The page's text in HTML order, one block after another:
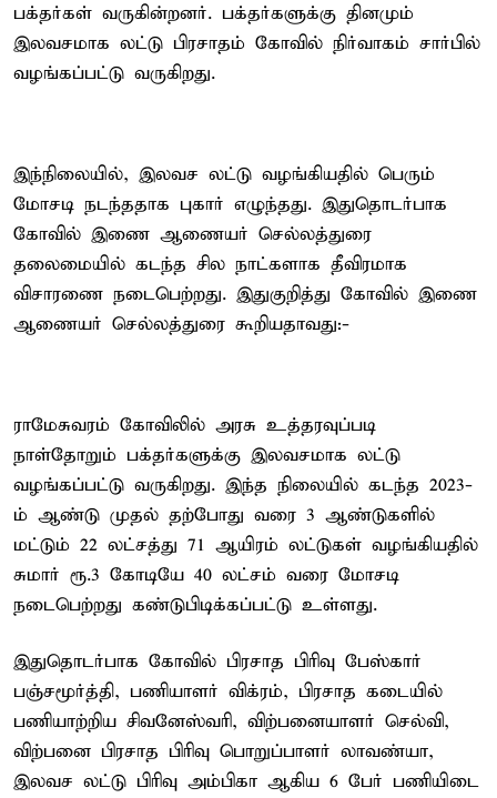
பக்தர்கள் வருகின்றனர். பக்தர்களுக்கு தினமும்
இலவசமாக லட்டு பிரசாதம் கோவில் நிர்வாகம் சார்பில்
வழங்கப்பட்டு வருகிறது.
இந்நிலையில், இலவச லட்டு வழங்கியதில் பெரும்
மோசடி நடந்ததாக புகார் எழுந்தது. இதுதொடர்பாக
கோவில் இணை ஆணையர் செல்லத்துரை
தலைமையில் கடந்த சில நாட்களாக தீவிரமாக
விசாரணை நடைபெற்றது. இதுகுறித்து கோவில் இணை
ஆணையர் செல்லத்துரை கூறியதாவது:-
ராமேசுவரம் கோவிலில் அரசு உத்தரவுப்படி
நாள்தோறும் பக்தர்களுக்கு இலவசமாக லட்டு
வழங்கப்பட்டு வருகிறது. இந்த நிலையில் கடந்த 2023-
ம் ஆண்டு முதல் தற்போது வரை 3 ஆண்டுகளில்
மட்டும் 22 லட்சத்து 71 ஆயிரம் லட்டுகள் வழங்கியதில்
சுமார் ரூ.3 கோடியே 40 லட்சம் வரை மோசடி
நடைபெற்றது கண்டுபிடிக்கப்பட்டு உள்ளது.
இதுதொடர்பாக கோவில் பிரசாத பிரிவு பேஸ்கார்
பஞ்சமூர்த்தி, பணியாளர் விக்ரம், பிரசாத கடையில்
பணியாற்றிய சிவனேஸ்வரி, விற்பனையாளர் செல்வி,
விற்பனை பிரசாத பிரிவு பொறுப்பாளர் லாவண்யா,
இலவச லட்டு பிரிவு அம்பிகா ஆகிய 6 பேர் பணியிடை